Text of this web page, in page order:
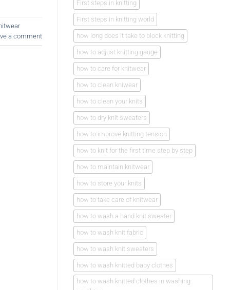
a comment
First steps in knitting
First steps in knitting world
how long does it take to block knitting
how to adjust knitting gauge
how to care for knitwear
how to clean kniwear
how to clean your knits
how to dry knit sweaters
how to improve knitting tension
how to knit for the first time step by step
how to maintain knitwear
how to store your knits
how to take care of knitwear
how to wash a hand knit sweater
how to wash knit fabric
how to wash knit sweaters
how to wash knitted baby clothes
how to wash knitted clothes in washing